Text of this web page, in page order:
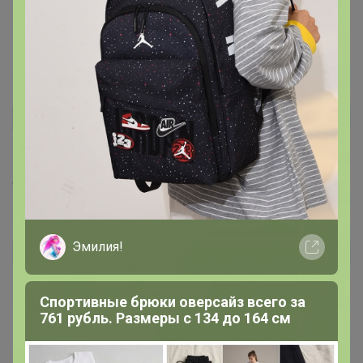
заказать ещё, но что то выбор не велик.
13 ноября, 2024 20:37
Наталья@@ Автор уже получил заказ!
В размер, плотная ткань, сшито аккуратно.
6 ноября, 2024 16:02
Anya2210 Автор уже получил заказ!
Футболки отличного качества
1 ноября, 2024 14:08
Эмилия!
Спортивные брюки оверсайз всего за
761 рубль. Размеры с 134 до 164 см